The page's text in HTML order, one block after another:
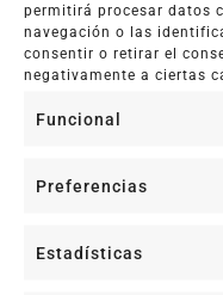
permitirá procesar datos
navegación o las
consentir o retirar el
negativamente a ciertas
Funcional
Preferencias
Estadísticas